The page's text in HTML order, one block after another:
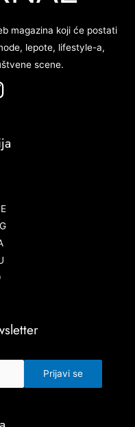
magazina koji će postati
lepote, lifestyle-a,
scene.